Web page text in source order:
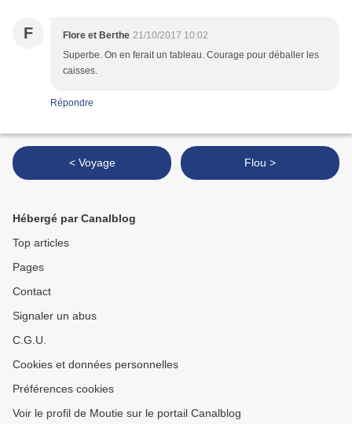
F Flore et Berthe 21/10/2017 10:02
Superbe. On en ferait un tableau. Courage pour déballer les
caisses.
Répondre
< Voyage Flou >
Hébergé par Canalblog
Top articles
Pages
Contact
Signaler un abus
C.G.U.
Cookies et données personnelles
Préférences cookies
Voir le profil de Moutie sur le portail Canalblog